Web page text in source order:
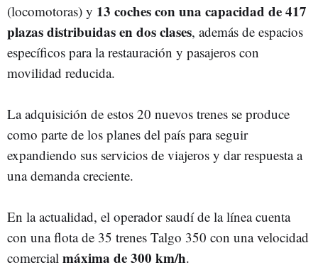
(locomotoras) y 13 coches con una capacidad de 417
plazas distribuidas en dos clases, además de espacios
específicos para la restauración y pasajeros con
movilidad reducida.
La adquisición de estos 20 nuevos trenes se produce
como parte de los planes del país para seguir
expandiendo sus servicios de viajeros y dar respuesta a
una demanda creciente.
En la actualidad, el operador saudí de la línea cuenta
con una flota de 35 trenes Talgo 350 con una velocidad
comercial máxima de 300 km/h.